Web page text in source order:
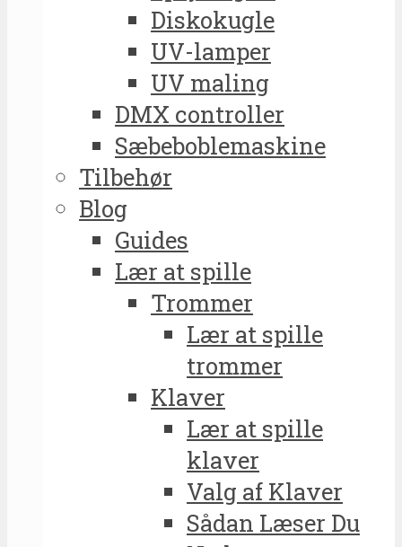
Diskokugle
UV-lamper
UV maling
DMX controller
Sæbeboblemaskine
Tilbehør
Blog
Guides
Lær at spille
Trommer
Lær at spille
trommer
Klaver
Lær at spille
klaver
Valg af Klaver
Sådan Læser Du